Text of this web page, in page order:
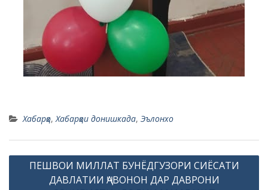
Хабарҳо,Хабарҳои донишкада, Эълонхо
P
ПЕШВОИ МИЛЛАТ БУНЁДГУЗОРИ СИЁСАТИ
ДАВЛАТИИ ҶАВОНОН ДАР ДАВРОНИ